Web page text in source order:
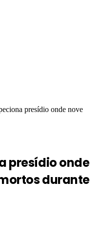
presídio onde nove
presídio onde
durante